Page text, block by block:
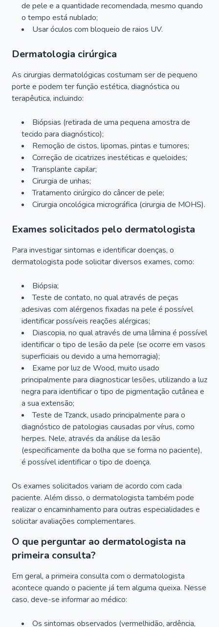
de pele e a quantidade recomendada, mesmo quando
o tempo está nublado;
Usar óculos com bloqueio de raios UV.
Dermatologia cirúrgica
As cirurgias dermatológicas costumam ser de pequeno
porte e podem ter função estética, diagnóstica ou
terapêutica, incluindo:
Biópsias (retirada de uma pequena amostra de
tecido para diagnóstico);
Remoção de cistos, lipomas, pintas e tumores;
Correção de cicatrizes inestéticas e queloides;
Transplante capilar;
Cirurgia de unhas;
Tratamento cirúrgico do câncer de pele;
Cirurgia oncológica micrográfica (cirurgia de MOHS).
Exames solicitados pelo dermatologista
Para investigar sintomas e identificar doenças, o
dermatologista pode solicitar diversos exames, como:
Biópsia;
Teste de contato, no qual através de peças
adesivas com alérgenos fixadas na pele é possível
identificar possíveis reações alérgicas;
Diascopia, no qual através de uma lâmina é possível
identificar o tipo de lesão da pele (se ocorre em vasos
superficiais ou devido a uma hemorragia);
Exame por luz de Wood, muito usado
principalmente para diagnosticar lesões, utilizando a luz
negra para identificar o tipo de pigmentação cutânea e
a sua extensão;
Teste de Tzanck, usado principalmente para o
diagnóstico de patologias causadas por vírus, como
herpes. Nele, através da análise da lesão
(especificamente da bolha que se forma no paciente),
é possível identificar o tipo de doença.
Os exames solicitados variam de acordo com cada
paciente. Além disso, o dermatologista também pode
realizar o encaminhamento para outras especialidades e
solicitar avaliações complementares.
O que perguntar ao dermatologista na
primeira consulta?
Em geral, a primeira consulta com o dermatologista
acontece quando o paciente já tem alguma queixa. Nesse
caso, deve-se informar ao médico:
Os sintomas observados (vermelhidão, ardência,